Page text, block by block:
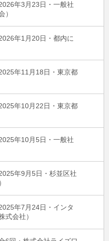
年3月23日・一般社
）
年1月20日・都内に
年11月18日・東京都
年10月22日・東京都
年10月5日・一般社
年9月5日・杉並区社
年7月24日・インタ
式会社）